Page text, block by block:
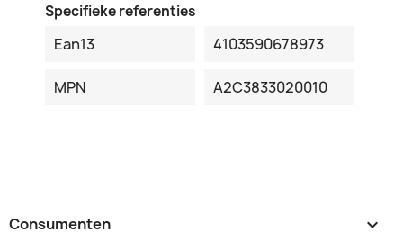
Specifieke referenties
Ean13 4103590678973
MPN A2C3833020010
Consumenten 